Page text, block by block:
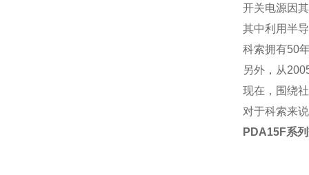
开关电源因
其中利用半
科索拥有50
另外，从
现在，围绕
对于科索来
PDA15F系